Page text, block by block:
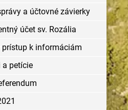
a účtovné závierky
účet sv. Rozália
prístup k informáciám
petície